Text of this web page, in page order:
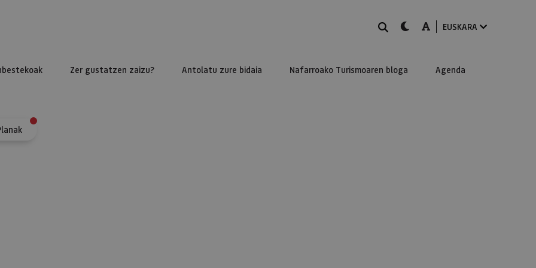
BILATUdark-mode
A-modeEUSKARA
Zer gustatzen zaizu? Antolatu zure bidaia Nafarroako Turismoaren bloga Agenda